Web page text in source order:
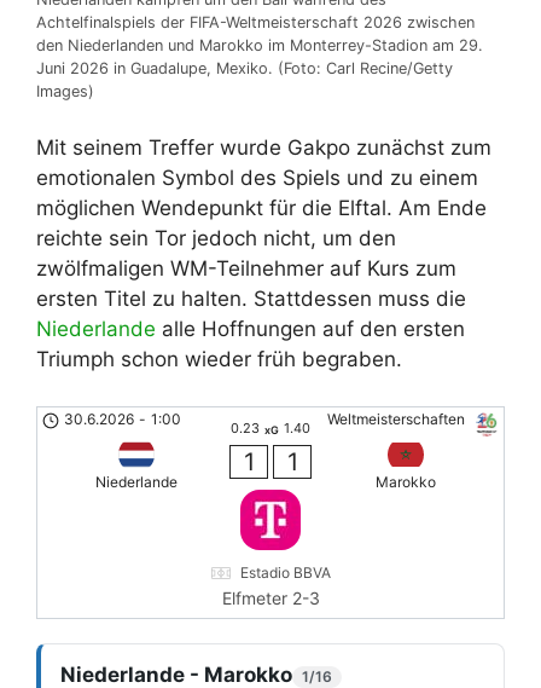
Achtelfinalspiels der FIFA-Weltmeisterschaft 2026 zwischen
den Niederlanden und Marokko im Monterrey-Stadion am 29.
Juni 2026 in Guadalupe, Mexiko. (Foto: Carl Recine/Getty
Images)
Mit seinem Treffer wurde Gakpo zunächst zum
emotionalen Symbol des Spiels und zu einem
möglichen Wendepunkt für die Elftal. Am Ende
reichte sein Tor jedoch nicht, um den
zwölfmaligen WM-Teilnehmer auf Kurs zum
ersten Titel zu halten. Stattdessen muss die
Niederlande alle Hoffnungen auf den ersten
Triumph schon wieder früh begraben.
Weltmeisterschaften
30.6.2026 - 1:00
Niederlande
0.23 xG 1.40
1 1
Marokko
Estadio BBVA
Elfmeter 2-3
Niederlande - Marokko 1/16